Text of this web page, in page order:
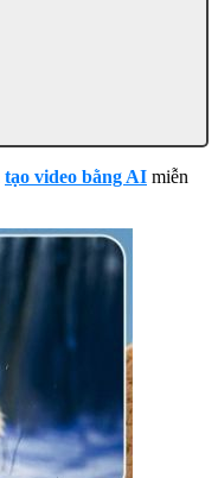
tạo video bằng AI miễn